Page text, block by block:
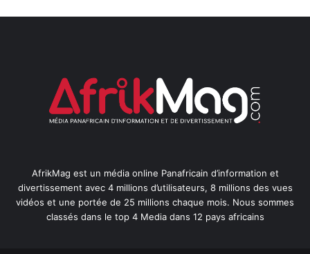
AfrikMag est un média online Panafricain d’information et
divertissement avec 4 millions d’utilisateurs, 8 millions des vues
vidéos et une portée de 25 millions chaque mois. Nous sommes
classés dans le top 4 Media dans 12 pays africains